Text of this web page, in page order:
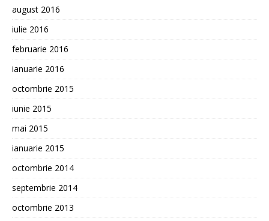
august 2016
iulie 2016
februarie 2016
ianuarie 2016
octombrie 2015
iunie 2015
mai 2015
ianuarie 2015
octombrie 2014
septembrie 2014
octombrie 2013